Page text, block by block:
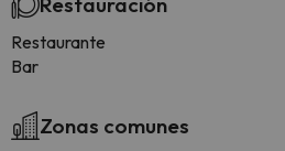
Restaurante
Bar
Zonas comunes